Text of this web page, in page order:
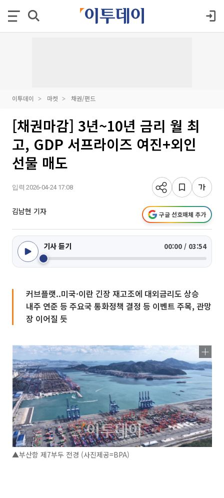
이투데이 마켓 채권/펀드
[채권마감] 3년~10년 금리 월 최
고, GDP 서프라이즈 여진+외인
선물 매도
입력 2026-04-24 17:08
김남현 기자 구글 선호매체 추가
기사 듣기 00:00 / 03:54
커브플랫..미국·이란 긴장 재고조에 대외금리도 상승
내주 연준 등 주요국 통화정책 결정 등 이벤트 주목, 관망
장 이어질 듯
▲부산항 제7부두 전경 (사진제공=BPA)